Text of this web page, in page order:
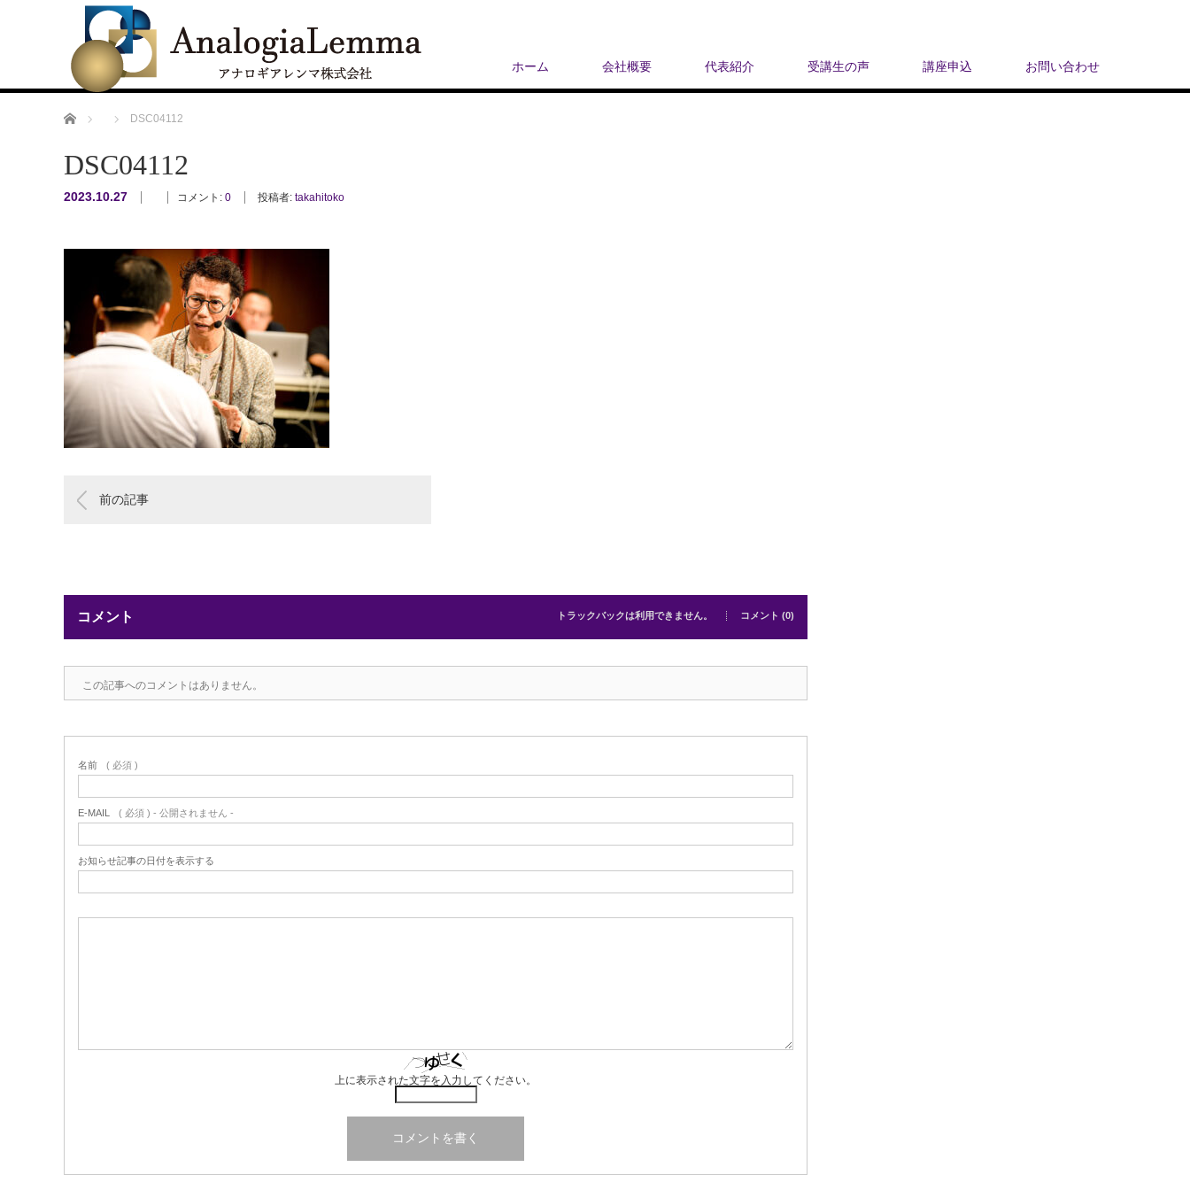
ホーム 会社概要 代表紹介 受講生の声 講座申込 お問い合わせ
ホーム DSC04112
DSC04112
2023.10.27 コメント: 0 投稿者: takahitoko
前の記事
コメント トラックバックは利用できません。 コメント (0)
この記事へのコメントはありません。
名前 ( 必須 )
E-MAIL ( 必須 ) - 公開されません -
お知らせ記事の日付を表示する
上に表示された文字を入力してください。